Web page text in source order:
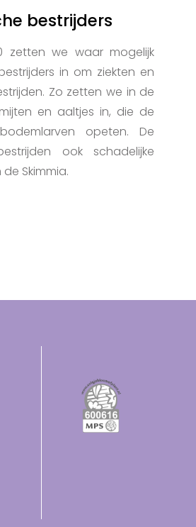
bestrijders
zetten we waar mogelijk
in om ziekten en
Zo zetten we in de
en aaltjes in, die de
opeten. De
ook schadelijke
Skimmia.